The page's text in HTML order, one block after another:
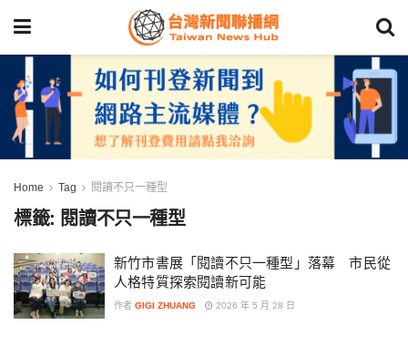
Home Tag 閱讀不只一種型
標籤: 閱讀不只一種型
新竹市書展「閱讀不只一種型」落幕 市民從
人格特質探索閱讀新可能
作者 GIGI ZHUANG 2026 年 5 月 28 日